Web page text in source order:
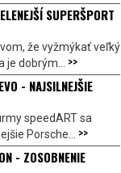
SUPERŠPORT
že vyžmýkať veľký
dobrým... >>
- NAJSILNEJŠIE
speedART sa
Porsche... >>
- ZOSOBNENIE